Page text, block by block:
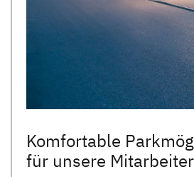
Komfortable
für unsere Mitarbeiter